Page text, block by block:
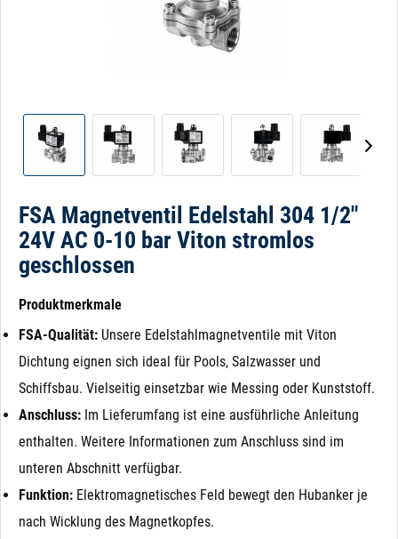
FSA Magnetventil Edelstahl 304 1/2"
24V AC 0-10 bar Viton stromlos
geschlossen
Produktmerkmale
FSA-Qualität: Unsere Edelstahlmagnetventile mit Viton
Dichtung eignen sich ideal für Pools, Salzwasser und
Schiffsbau. Vielseitig einsetzbar wie Messing oder Kunststoff.
Anschluss: Im Lieferumfang ist eine ausführliche Anleitung
enthalten. Weitere Informationen zum Anschluss sind im
unteren Abschnitt verfügbar.
Funktion: Elektromagnetisches Feld bewegt den Hubanker je
nach Wicklung des Magnetkopfes.